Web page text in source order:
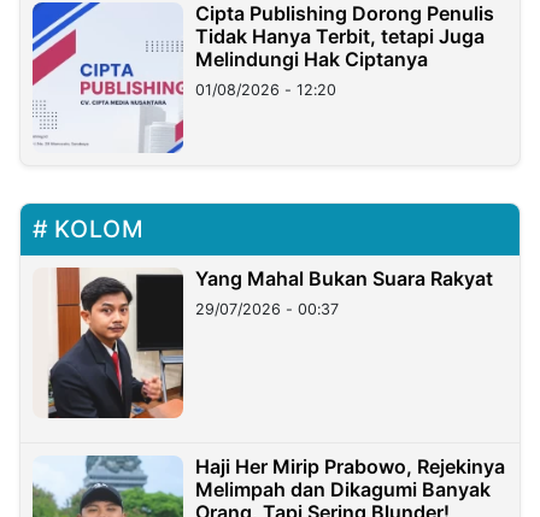
Cipta Publishing Dorong Penulis
Tidak Hanya Terbit, tetapi Juga
Melindungi Hak Ciptanya
01/08/2026 - 12:20
KOLOM
Yang Mahal Bukan Suara Rakyat
29/07/2026 - 00:37
Haji Her Mirip Prabowo, Rejekinya
Melimpah dan Dikagumi Banyak
Orang, Tapi Sering Blunder!